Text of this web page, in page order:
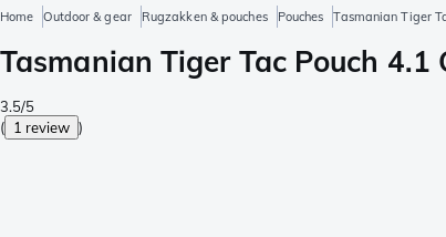
Home Outdoor & gear Rugzakken & pouches Pouches Tasmanian Tiger
Tasmanian Tiger Tac Pouch 4.1
3.5/5
( 1 review )